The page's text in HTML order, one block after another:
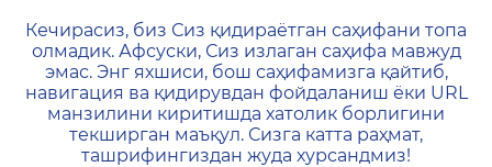
404 — Страница не
Кечирасиз, биз Сиз қидираётган саҳифани топа
олмадик. Афсуски, Сиз излаган саҳифа мавжуд
эмас. Энг яхшиси, бош саҳифамизга қайтиб,
навигация ва қидирувдан фойдаланиш ёки URL
манзилини киритишда хатолик борлигини
текширган маъқул. Сизга катта раҳмат,
ташрифингиздан жуда хурсандмиз!